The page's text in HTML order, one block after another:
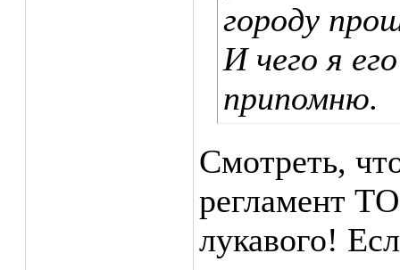
городу
И чего я
припомню.
Смотреть,
регламент
лукавого!